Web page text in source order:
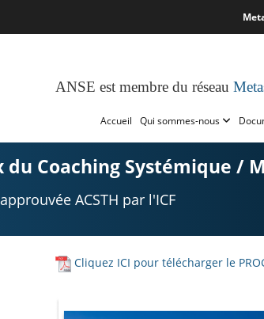
ANSE est membre du réseau
Accueil Qui sommes-nous
Coaching Systémique /
approuvée ACSTH par l'ICF
Cliquez ICI pour télécharger le